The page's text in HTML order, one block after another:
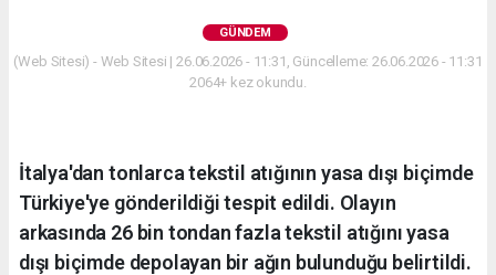
GÜNDEM
(Web Sitesi) - Web Sitesi | 26.06.2026 - 11:31, Güncelleme: 26.06.2026 - 11:31
2064+ kez okundu.
İtalya'dan tonlarca tekstil atığının yasa dışı biçimde
Türkiye'ye gönderildiği tespit edildi. Olayın
arkasında 26 bin tondan fazla tekstil atığını yasa
dışı biçimde depolayan bir ağın bulunduğu belirtildi.